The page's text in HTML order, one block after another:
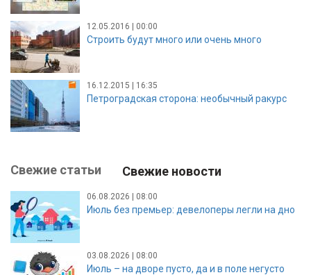
12.05.2016 | 00:00
Строить будут много или очень много
16.12.2015 | 16:35
Петроградская сторона: необычный ракурс
Свежие статьи Свежие новости
06.08.2026 | 08:00
Июль без премьер: девелоперы легли на дно
03.08.2026 | 08:00
Июль – на дворе пусто, да и в поле негусто